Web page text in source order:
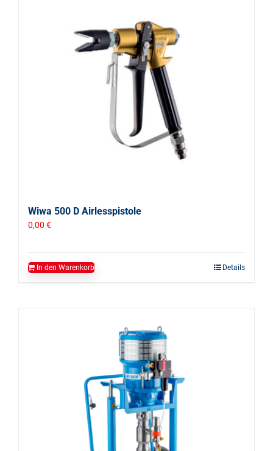
Wiwa 500 D Airlesspistole
0,00 €
In den Warenkorb Details